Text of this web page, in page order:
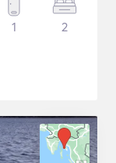
1 2